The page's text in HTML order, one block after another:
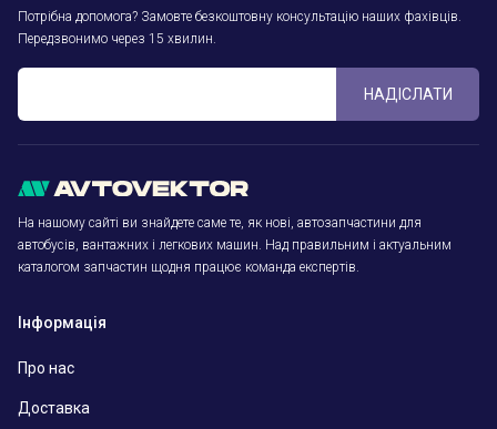
Потрібна допомога? Замовте безкоштовну консультацію наших фахівців.
Передзвонимо через 15 хвилин.
НАДІСЛАТИ
На нашому сайті ви знайдете саме те, як нові, автозапчастини для
автобусів, вантажних і легкових машин. Над правильним і актуальним
каталогом запчастин щодня працює команда експертів.
Інформація
Про нас
Доставка